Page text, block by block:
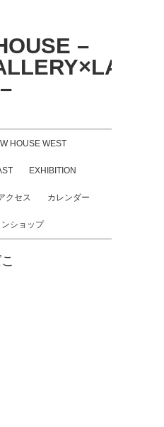
HOUSE WEST
EXHIBITION
クセス カレンダー
ショップ